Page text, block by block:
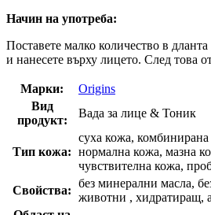
Начин на употреба:
Поставете малко количество в
и нанесете върху лицето. След това
Марки:
Origins
Вид
продукт:
Вада за лице & Тоник
Тип кожа:
суха кожа,
нормална кожа, мазна
чувствителна кожа,
Свойства:
без минерални масла,
животни , хидратиращ,